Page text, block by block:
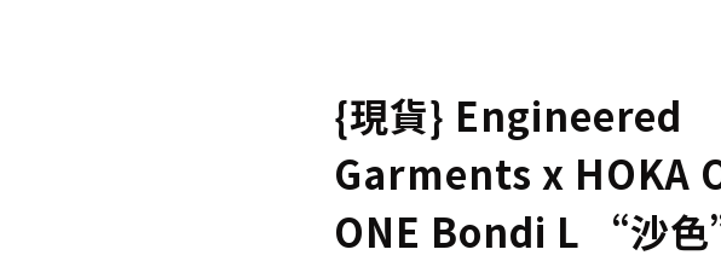
{現貨} Engineered
Garments x HOKA
ONE Bondi L “沙色